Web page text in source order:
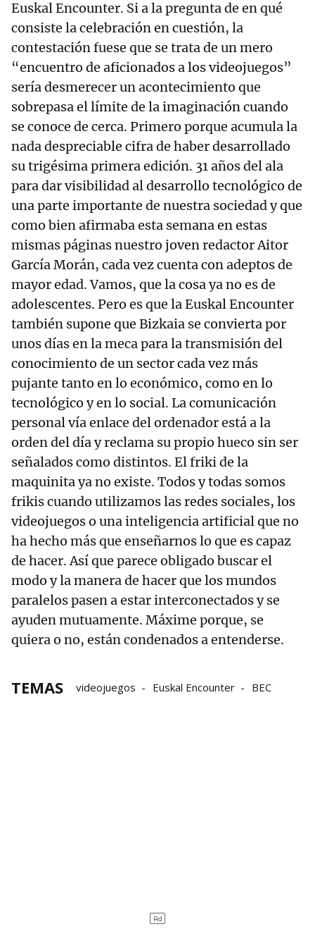
Euskal Encounter. Si a la pregunta de en qué
consiste la celebración en cuestión, la
contestación fuese que se trata de un mero
“encuentro de aficionados a los videojuegos”
sería desmerecer un acontecimiento que
sobrepasa el límite de la imaginación cuando
se conoce de cerca. Primero porque acumula la
nada despreciable cifra de haber desarrollado
su trigésima primera edición. 31 años del ala
para dar visibilidad al desarrollo tecnológico de
una parte importante de nuestra sociedad y que
como bien afirmaba esta semana en estas
mismas páginas nuestro joven redactor Aitor
García Morán, cada vez cuenta con adeptos de
mayor edad. Vamos, que la cosa ya no es de
adolescentes. Pero es que la Euskal Encounter
también supone que Bizkaia se convierta por
unos días en la meca para la transmisión del
conocimiento de un sector cada vez más
pujante tanto en lo económico, como en lo
tecnológico y en lo social. La comunicación
personal vía enlace del ordenador está a la
orden del día y reclama su propio hueco sin ser
señalados como distintos. El friki de la
maquinita ya no existe. Todos y todas somos
frikis cuando utilizamos las redes sociales, los
videojuegos o una inteligencia artificial que no
ha hecho más que enseñarnos lo que es capaz
de hacer. Así que parece obligado buscar el
modo y la manera de hacer que los mundos
paralelos pasen a estar interconectados y se
ayuden mutuamente. Máxime porque, se
quiera o no, están condenados a entenderse.
TEMAS videojuegos Euskal Encounter BEC